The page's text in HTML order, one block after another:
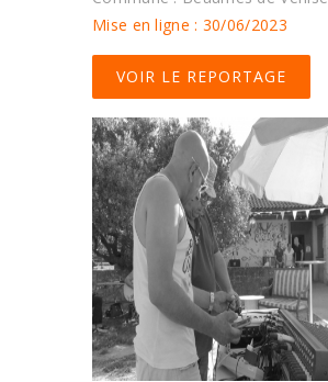
Mise en ligne : 30/06/2023
VOIR LE REPORTAGE